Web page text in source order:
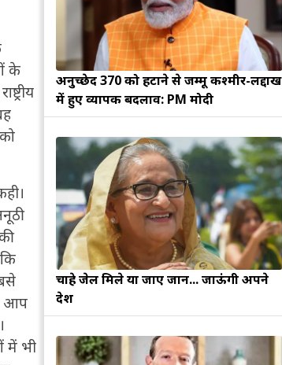
के
आप
में भी
अनुच्छेद 370 को हटाने से जम्मू कश्मीर-लद्दाख
में हुए व्यापक बदलाव: PM मोदी
चाहे जेल मिले या जाए जान... जाऊंगी अपने
देश